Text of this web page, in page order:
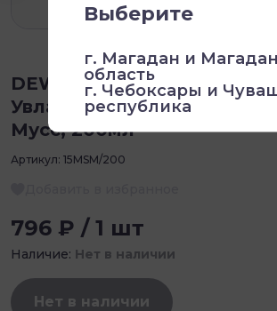
DEW PROFESSIONAL, 15 в 1
Увлажняющий -
Мусс, 200мл
Артикул: 15MSM/200
796 ₽ / 1 шт
Наличие: Нет в наличии
Нет в наличии
Выберите
г. Магадан и
область
г. Чебоксары и
республика